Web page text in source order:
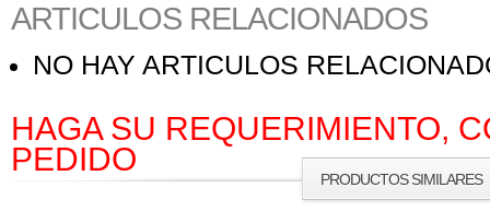
ARTICULOS RELACIONADOS
NO HAY ARTICULOS
HAGA SU REQUERIMIENTO,
PEDIDO
PRODUCTOS SIMILARES